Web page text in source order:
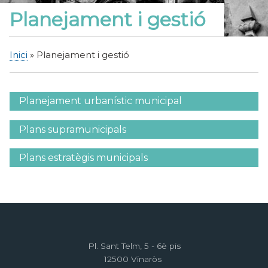
Planejament i gestió
Inici Planejament i gestió
Menú
lateral
planejament
Planejament urbanístic municipal
Plans supramunicipals
Plans estratègis municipals
Pl. Sant Telm, 5 - 6è pis
12500 Vinaròs